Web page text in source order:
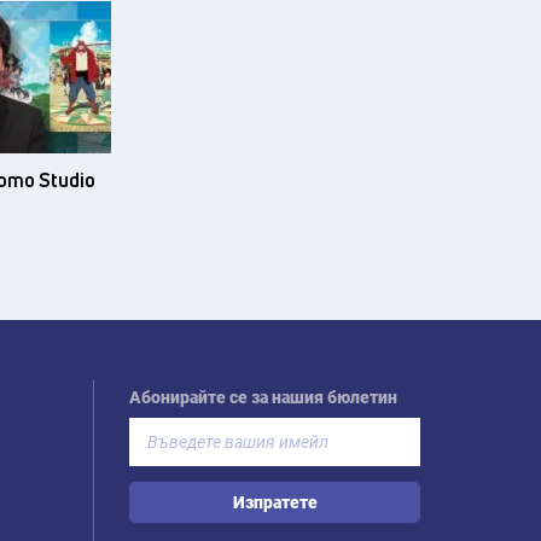
Studio
Абонирайте се за нашия бюлетин
Изпратете